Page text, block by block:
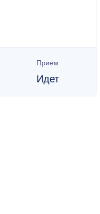
Прием
Идет